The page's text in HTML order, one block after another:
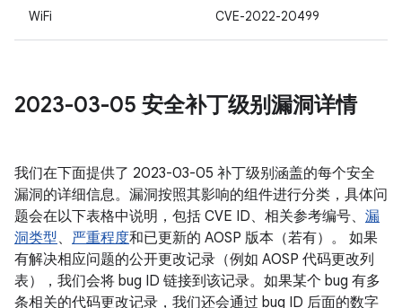
WiFi CVE-2022-20499
2023-03-05 安全补丁级别漏洞详情
我们在下面提供了 2023-03-05 补丁级别涵盖的每个安全
漏洞的详细信息。漏洞按照其影响的组件进行分类，具体问
题会在以下表格中说明，包括 CVE ID、相关参考编号、 漏
洞类型、 严重程度和已更新的 AOSP 版本（若有）。 如果
有解决相应问题的公开更改记录（例如 AOSP 代码更改列
表），我们会将 bug ID 链接到该记录。如果某个 bug 有多
条相关的代码更改记录，我们还会通过 bug ID 后面的数字